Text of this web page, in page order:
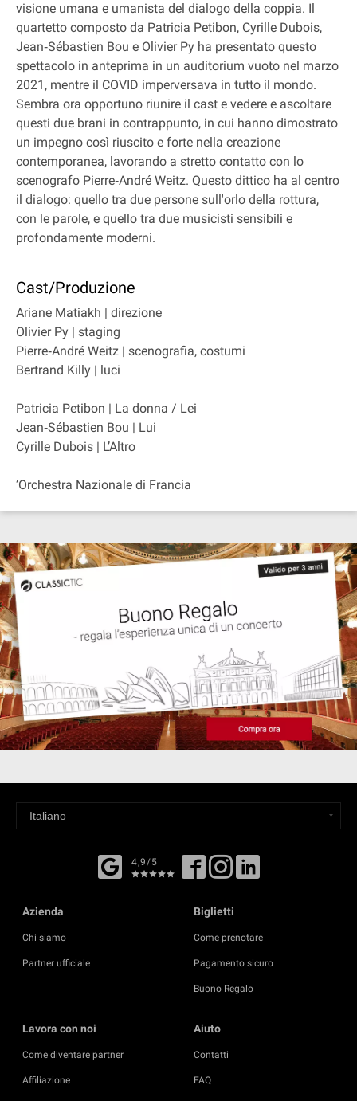
visione umana e umanista del dialogo della coppia. Il
quartetto composto da Patricia Petibon, Cyrille Dubois,
Jean‐Sébastien Bou e Olivier Py ha presentato questo
spettacolo in anteprima in un auditorium vuoto nel marzo
2021, mentre il COVID imperversava in tutto il mondo.
Sembra ora opportuno riunire il cast e vedere e ascoltare
questi due brani in contrappunto, in cui hanno dimostrato
un impegno così riuscito e forte nella creazione
contemporanea, lavorando a stretto contatto con lo
scenografo Pierre‐André Weitz. Questo dittico ha al centro
il dialogo: quello tra due persone sull'orlo della rottura,
con le parole, e quello tra due musicisti sensibili e
profondamente moderni.
Cast/Produzione
Ariane Matiakh | direzione
Olivier Py | staging
Pierre‐André Weitz | scenografia, costumi
Bertrand Killy | luci
Patricia Petibon | La donna / Lei
Jean‐Sébastien Bou | Lui
Cyrille Dubois | L’Altro
’Orchestra Nazionale di Francia
4,9/5
Azienda
Chi siamo
Partner ufficiale
Biglietti
Come prenotare
Pagamento sicuro
Buono Regalo
Lavora con noi
Come diventare partner
Affiliazione
Aiuto
Contatti
FAQ